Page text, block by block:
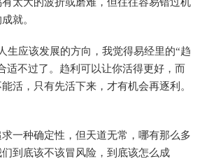
就。
生应该发展的方向，我觉得易经里的“趋
适不过了。趋利可以让你活得更好，而
活，只有先活下来，才有机会再逐利。
一种确定性，但天道无常，哪有那么多
到底该不该冒风险，到底该怎么成